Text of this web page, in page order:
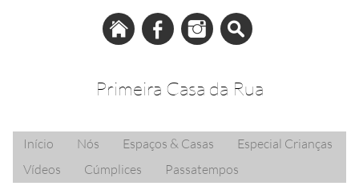
Primeira Casa da Rua
Início Nós Espaços & Casas
Especial Crianças
Vídeos
Cúmplices Passatempos